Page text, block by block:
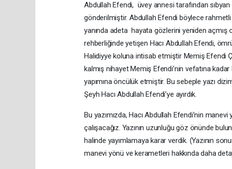
Abdullah Efendi, üvey annesi tarafından
gönderilmiştir. Abdullah Efendi böylece
yanında adeta hayata gözlerini yeniden
rehberliğinde yetişen Hacı Abdullah Efendi,
Halidiyye koluna intisab etmiştir Memiş Efendi
kalmış nihayet Memiş Efendi’nin vefatına
yapımına öncülük etmiştir. Bu sebeple yazı
Şeyh Hacı Abdullah Efendi’ye ayırdık.
Bu yazımızda, Hacı Abdullah Efendi’nin
çalışacağız. Yazının uzunluğu göz önünde
halinde yayımlamaya karar verdik. (Yazının
manevi yönü ve kerametleri hakkında daha